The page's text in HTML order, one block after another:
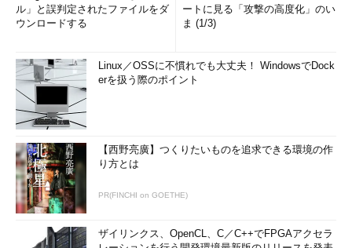
ル」と誤判定されたファイルをダ
ウンロードする
ートに見る「攻撃の高度化」のい
ま (1/3)
Linux／OSSに不慣れでも大丈夫！ WindowsでDock
erを扱う際のポイント
【西野亮廣】つくりたいものを追求できる環境の作
り方とは
PR(FINCHI on GOETHE)
ザイリンクス、OpenCL、C／C++でFPGAアクセラ